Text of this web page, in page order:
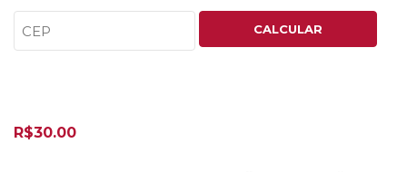
CALCULAR
R$30.00